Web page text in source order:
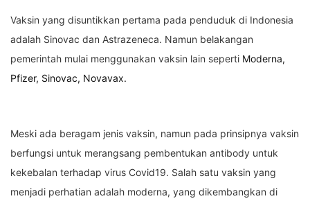
Vaksin yang disuntikkan pertama pada penduduk di Indonesia
adalah Sinovac dan Astrazeneca. Namun belakangan
pemerintah mulai menggunakan vaksin lain seperti Moderna,
Pfizer, Sinovac, Novavax.
Meski ada beragam jenis vaksin, namun pada prinsipnya vaksin
berfungsi untuk merangsang pembentukan antibody untuk
kekebalan terhadap virus Covid19. Salah satu vaksin yang
menjadi perhatian adalah moderna, yang dikembangkan di